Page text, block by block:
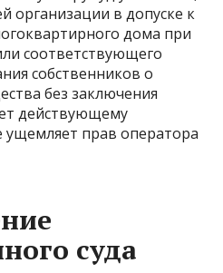
организации в допуске к
дома при
соответствующего
собственников о
без заключения
действующему
ущемляет прав оператора
суда